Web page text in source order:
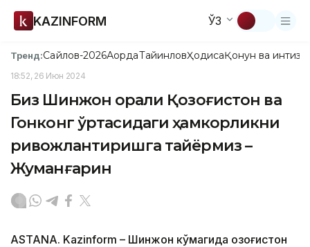
KAZINFORM ЎЗ
Тренд:Сайлов-2026АқордаТайинловҲодисаҚонун ва
18:52, 26 Июн 2024
Биз Шинжон орқали Қозоғистон ва
Гонконг ўртасидаги ҳамкорликни
ривожлантиришга тайёрмиз –
Жуманғарин
ASTANA. Kazinform – Шинжон кўмагида Қозоғистон